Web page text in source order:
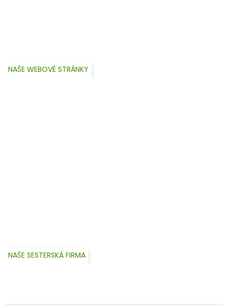
NAŠE WEBOVÉ STRÁNKY
NAŠE SESTERSKÁ FIRMA